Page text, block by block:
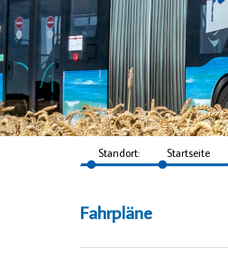
Standort: Startseite
Fahrpläne